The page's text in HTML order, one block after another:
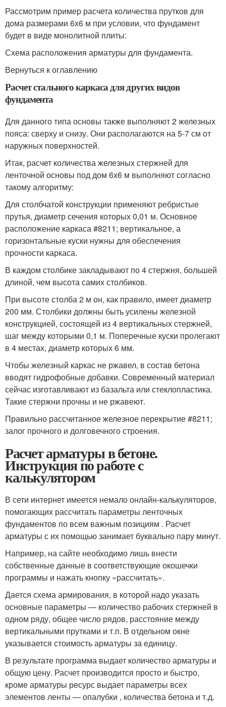
Рассмотрим пример расчета количества прутков для
дома размерами 6х6 м при условии, что фундамент
будет в виде монолитной плиты:
Схема расположения арматуры для фундамента.
Вернуться к оглавлению
Расчет стального каркаса для других видов
фундамента
Для данного типа основы также выполняют 2 железных
пояса: сверху и снизу. Они располагаются на 5-7 см от
наружных поверхностей.
Итак, расчет количества железных стержней для
ленточной основы под дом 6х6 м выполняют согласно
такому алгоритму:
Для столбчатой конструкции применяют ребристые
прутья, диаметр сечения которых 0,01 м. Основное
расположение каркаса #8211; вертикальное, а
горизонтальные куски нужны для обеспечения
прочности каркаса.
В каждом столбике закладывают по 4 стержня, большей
длиной, чем высота самих столбиков.
При высоте столба 2 м он, как правило, имеет диаметр
200 мм. Столбики должны быть усилены железной
конструкцией, состоящей из 4 вертикальных стержней,
шаг между которыми 0,1 м. Поперечные куски пролегают
в 4 местах, диаметр которых 6 мм.
Чтобы железный каркас не ржавел, в состав бетона
вводят гидрофобные добавки. Современный материал
сейчас изготавливают из базальта или стеклопластика.
Такие стержни прочны и не ржавеют.
Правильно рассчитанное железное перекрытие #8211;
залог прочного и долговечного строения.
Расчет арматуры в бетоне.
Инструкция по работе с
калькулятором
В сети интернет имеется немало онлайн-калькуляторов,
помогающих рассчитать параметры ленточных
фундаментов по всем важным позициям . Расчет
арматуры с их помощью занимает буквально пару минут.
Например, на сайте необходимо лишь внести
собственные данные в соответствующие окошечки
программы и нажать кнопку «рассчитать».
Дается схема армирования, в которой надо указать
основные параметры — количество рабочих стержней в
одном ряду, общее число рядов, расстояние между
вертикальными прутками и т.п. В отдельном окне
указывается стоимость арматуры за единицу.
В результате программа выдает количество арматуры и
общую цену. Расчет производится просто и быстро,
кроме арматуры ресурс выдает параметры всех
элементов ленты — опалубки , количества бетона и т.д.